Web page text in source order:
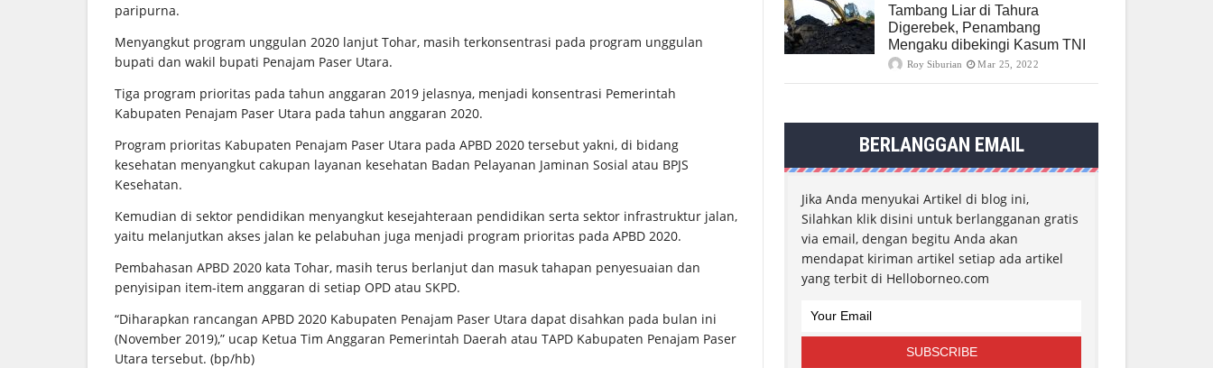
paripurna.
Menyangkut program unggulan 2020 lanjut Tohar, masih terkonsentrasi pada program unggulan
bupati dan wakil bupati Penajam Paser Utara.
Tiga program prioritas pada tahun anggaran 2019 jelasnya, menjadi konsentrasi Pemerintah
Kabupaten Penajam Paser Utara pada tahun anggaran 2020.
Program prioritas Kabupaten Penajam Paser Utara pada APBD 2020 tersebut yakni, di bidang
kesehatan menyangkut cakupan layanan kesehatan Badan Pelayanan Jaminan Sosial atau BPJS
Kesehatan.
Kemudian di sektor pendidikan menyangkut kesejahteraan pendidikan serta sektor infrastruktur jalan,
yaitu melanjutkan akses jalan ke pelabuhan juga menjadi program prioritas pada APBD 2020.
Pembahasan APBD 2020 kata Tohar, masih terus berlanjut dan masuk tahapan penyesuaian dan
penyisipan item-item anggaran di setiap OPD atau SKPD.
“Diharapkan rancangan APBD 2020 Kabupaten Penajam Paser Utara dapat disahkan pada bulan ini
(November 2019),” ucap Ketua Tim Anggaran Pemerintah Daerah atau TAPD Kabupaten Penajam Paser
Utara tersebut. (bp/hb)
Tambang Liar di Tahura
Digerebek, Penambang
Mengaku dibekingi Kasum TNI
Roy Siburian Mar 25, 2022
BERLANGGAN EMAIL
Jika Anda menyukai Artikel di blog ini,
Silahkan klik disini untuk berlangganan gratis
via email, dengan begitu Anda akan
mendapat kiriman artikel setiap ada artikel
yang terbit di Helloborneo.com